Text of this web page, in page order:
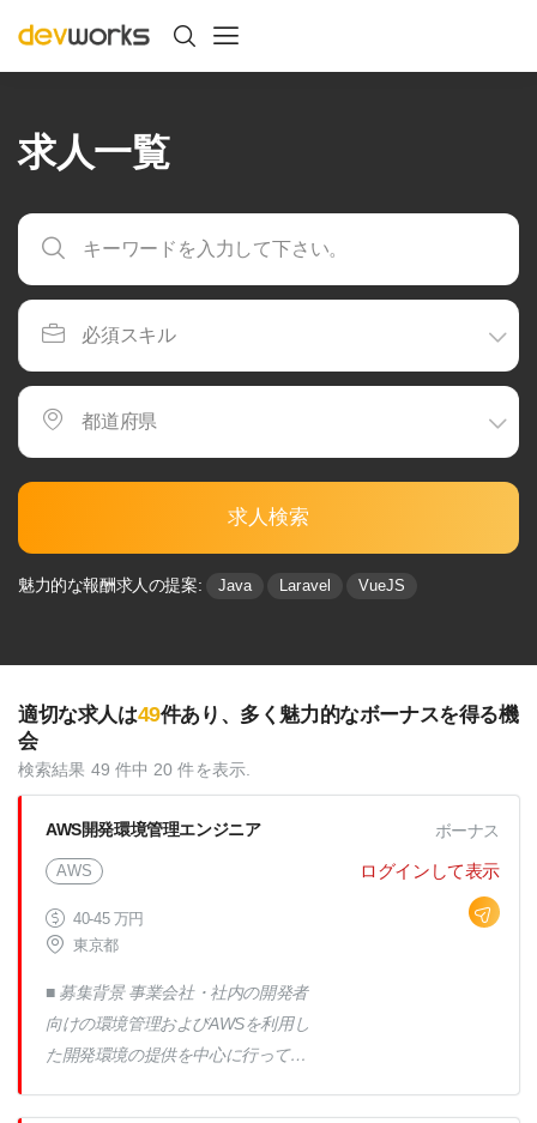
求人一覧
求人検索
魅力的な報酬求人の提案: Java Laravel VueJS
適切な求人は49件あり、多く魅⼒的なボーナスを得る機
会
検索結果 49 件中 20 件を表示.
AWS開発環境管理エンジニア
AWS
40-45 万円
東京都
■ 募集背景 事業会社・社内の開発者
向けの環境管理およびAWSを利用し
た開発環境の提供を中心に行ってい
開発業務の効率化とセキュリティ強
ボーナス
ログインして表示